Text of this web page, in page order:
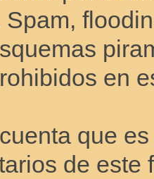
Spam,
en
que
de